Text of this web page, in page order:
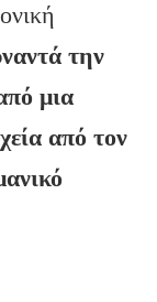
την
μια
από τον